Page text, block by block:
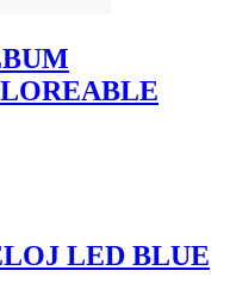
LED BLUE